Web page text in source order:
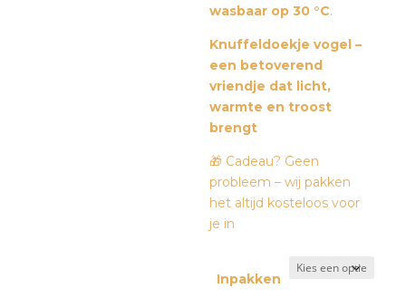
wasbaar op 30 °C.
Knuffeldoekje vogel –
een betoverend
vriendje dat licht,
warmte en troost
brengt
🎁 Cadeau? Geen
probleem – wij pakken
het altijd kosteloos voor
je in
Inpakken